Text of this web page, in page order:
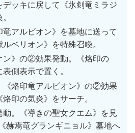
ッキに戻して《氷剣竜ミラジ
アルビオン》を墓地に送って
ベリオン》を特殊召喚。
ン》の②効果発動。《烙印の
側表示で置く。
《烙印竜アルビオン》の②効果
印の気炎》をサーチ。
動。《導きの聖女クエム》を見
赫焉竜グランギニョル》墓地へ